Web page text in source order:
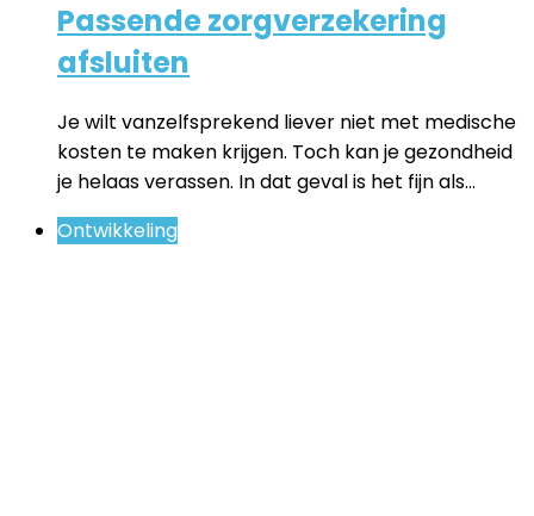
Passende zorgverzekering
afsluiten
Je wilt vanzelfsprekend liever niet met medische
kosten te maken krijgen. Toch kan je gezondheid
je helaas verassen. In dat geval is het fijn als…
Ontwikkeling